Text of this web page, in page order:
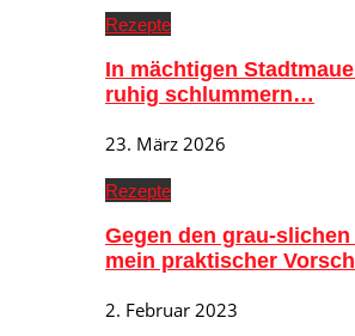
Rezepte
In mächtigen
ruhig schlummern…
23. März 2026
Rezepte
Gegen den grau-
mein praktischer
2. Februar 2023